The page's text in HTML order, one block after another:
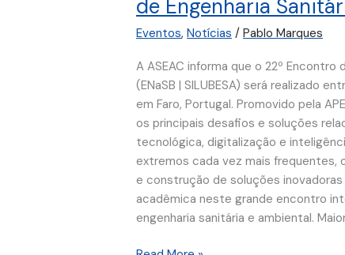
de Engenharia
Eventos,Notícias /Pablo Marques
A ASEAC informa que o 22º
(ENaSB | SILUBESA) será realizado
em Faro, Portugal. Promovido pela
os principais desafios e soluções
tecnológica, digitalização e
extremos cada vez mais
e construção de soluções
acadêmica neste grande encontro
engenharia sanitária e ambiental.
Sanitária
e
/
22º
Simpósio
Luso-
Brasileiro
de
Engenharia
Sanitária
e